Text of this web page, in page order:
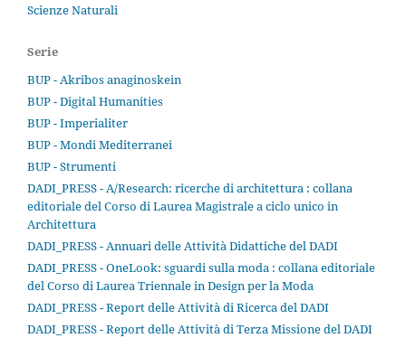
Scienze Naturali
Serie
BUP - Akribos anaginoskein
BUP - Digital Humanities
BUP - Imperialiter
BUP - Mondi Mediterranei
BUP - Strumenti
DADI_PRESS - A/Research: ricerche di architettura : collana
editoriale del Corso di Laurea Magistrale a ciclo unico in
Architettura
DADI_PRESS - Annuari delle Attività Didattiche del DADI
DADI_PRESS - OneLook: sguardi sulla moda : collana editoriale
del Corso di Laurea Triennale in Design per la Moda
DADI_PRESS - Report delle Attività di Ricerca del DADI
DADI_PRESS - Report delle Attività di Terza Missione del DADI